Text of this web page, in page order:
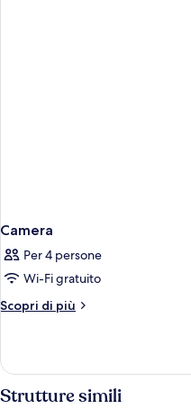
Camera
Per 4 persone
Wi-Fi gratuito
Scopri di più
Altri
Strutture simili